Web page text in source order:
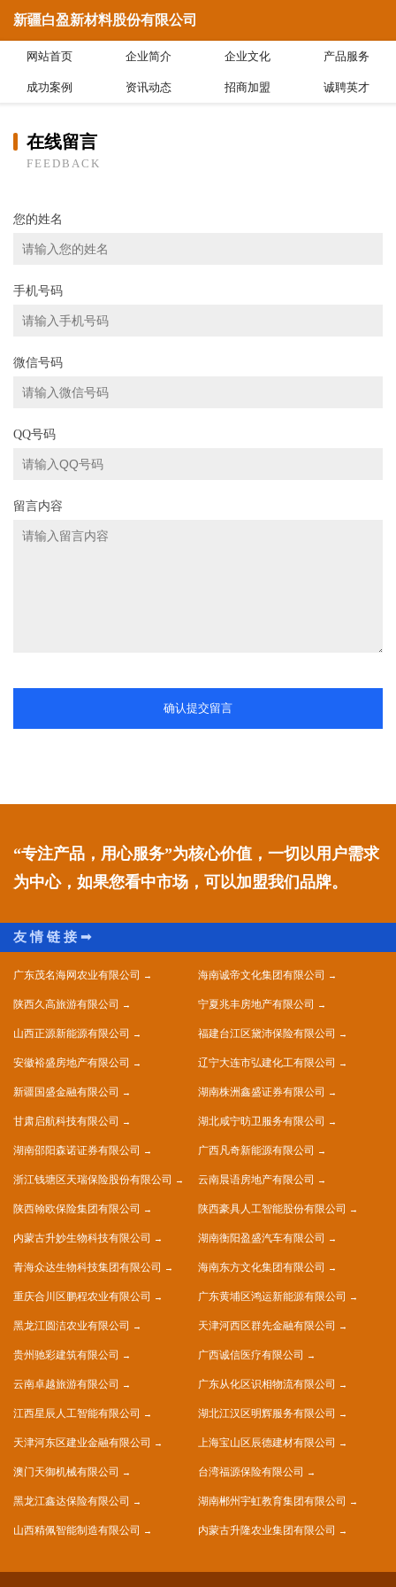
新疆白盈新材料股份有限公司
网站首页 企业简介 企业文化 产品服务
成功案例 资讯动态 招商加盟 诚聘英才
在线留言
FEEDBACK
您的姓名
手机号码
微信号码
QQ号码
留言内容
确认提交留言
“专注产品，用心服务”为核心价值，一切以用户需求
为中心，如果您看中市场，可以加盟我们品牌。
广东茂名海网农业有限公司 海南诚帝文化集团有限公司
陕西久高旅游有限公司 宁夏兆丰房地产有限公司
山西正源新能源有限公司 福建台江区黛沛保险有限公司
安徽裕盛房地产有限公司 辽宁大连市弘建化工有限公司
新疆国盛金融有限公司 湖南株洲鑫盛证券有限公司
甘肃启航科技有限公司 湖北咸宁昉卫服务有限公司
湖南邵阳森诺证券有限公司 广西凡奇新能源有限公司
浙江钱塘区天瑞保险股份有限公司 云南晨语房地产有限公司
陕西翰欧保险集团有限公司 陕西豪具人工智能股份有限公司
内蒙古升妙生物科技有限公司 湖南衡阳盈盛汽车有限公司
青海众达生物科技集团有限公司 海南东方文化集团有限公司
重庆合川区鹏程农业有限公司 广东黄埔区鸿运新能源有限公司
黑龙江圆洁农业有限公司 天津河西区群先金融有限公司
贵州驰彩建筑有限公司 广西诚信医疗有限公司
云南卓越旅游有限公司 广东从化区识相物流有限公司
江西星辰人工智能有限公司 湖北江汉区明辉服务有限公司
天津河东区建业金融有限公司 上海宝山区辰德建材有限公司
澳门天御机械有限公司 台湾福源保险有限公司
黑龙江鑫达保险有限公司 湖南郴州宇虹教育集团有限公司
山西精佩智能制造有限公司 内蒙古升隆农业集团有限公司